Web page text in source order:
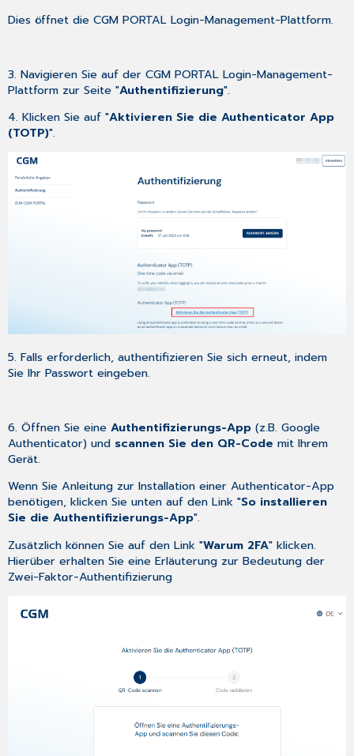
Dies öffnet die CGM PORTAL Login-Management-Plattform.
3. Navigieren Sie auf der CGM PORTAL Login-Management-
Plattform zur Seite "Authentifizierung".
4. Klicken Sie auf "Aktivieren Sie die Authenticator App
(TOTP)".
5. Falls erforderlich, authentifizieren Sie sich erneut, indem
Sie Ihr Passwort eingeben.
6. Öffnen Sie eineAuthentifizierungs-App (z.B. Google
Authenticator) und scannen Sie den QR-Code mit Ihrem
Gerät.
Wenn Sie Anleitung zur Installation einer Authenticator-App
benötigen, klicken Sie unten auf den Link "So installieren
Sie die Authentifizierungs-App".
Zusätzlich können Sie auf den Link "Warum 2FA" klicken.
Hierüber erhalten Sie eine Erläuterung zur Bedeutung der
Zwei-Faktor-Authentifizierung